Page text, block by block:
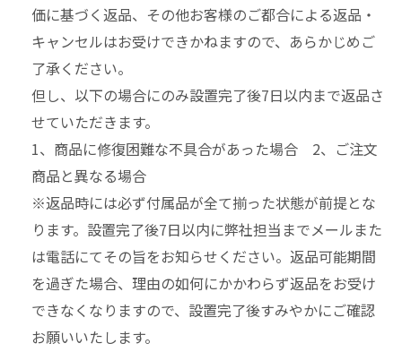
価に基づく返品、その他お客様のご都合による返品・
キャンセルはお受けできかねますので、あらかじめご
了承ください。
但し、以下の場合にのみ設置完了後7日以内まで返品さ
せていただきます。
1、商品に修復困難な不具合があった場合 2、ご注文
商品と異なる場合
※返品時には必ず付属品が全て揃った状態が前提とな
ります。設置完了後7日以内に弊社担当までメールまた
は電話にてその旨をお知らせください。返品可能期間
を過ぎた場合、理由の如何にかかわらず返品をお受け
できなくなりますので、設置完了後すみやかにご確認
お願いいたします。